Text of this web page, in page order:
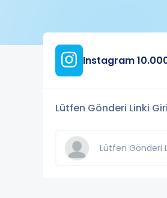
Instagram
Lütfen Gönderi Linki